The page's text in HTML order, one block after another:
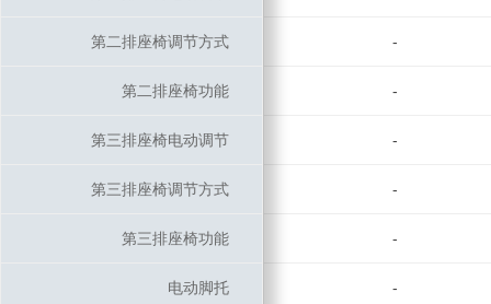
第二排座椅调节方式 -
第二排座椅功能 -
第三排座椅电动调节 -
第三排座椅调节方式 -
第三排座椅功能 -
电动脚托 -
第二排座椅调节方式
第二排座椅功能
第三排座椅电动调节
第三排座椅调节方式
第三排座椅功能
电动脚托